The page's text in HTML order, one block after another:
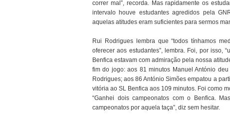
correr mal”, recorda. Mas rapidamente os
intervalo houve estudantes agredidos pela
aquelas atitudes eram suficientes para sermos
Rui Rodrigues lembra que “todos tínhamos
oferecer aos estudantes”, lembra. Foi, por isso,
Benfica estavam com admiração pela nossa
fim do jogo: aos 81 minutos Manuel António
Rodrigues; aos 86 António Simões empatou a
vitória ao SL Benfica aos 109 minutos. Foi como
“Ganhei dois campeonatos com o Benfica.
campeonatos por aquela taça”, diz sem hesitar.